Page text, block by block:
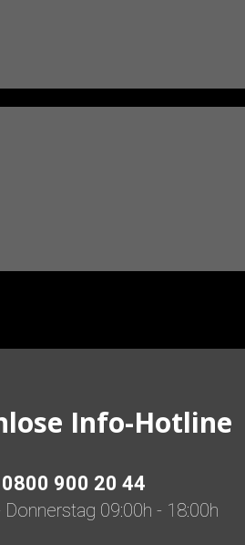
Info-Hotline
0800 900 20 44
09:00h - 18:00h